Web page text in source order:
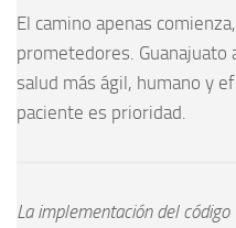
El camino apenas
prometedores. Guanajuato
salud más ágil, humano y
paciente es prioridad.
La implementación del